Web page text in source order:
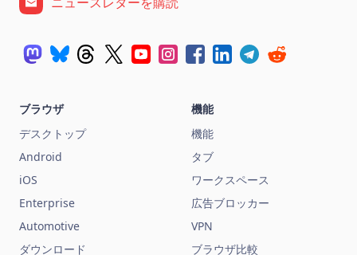
ブラウザ
デスクトップ
Android
iOS
Enterprise
Automotive
ダウンロード
機能
機能
タブ
ワークスペース
広告ブロッカー
VPN
ブラウザ比較